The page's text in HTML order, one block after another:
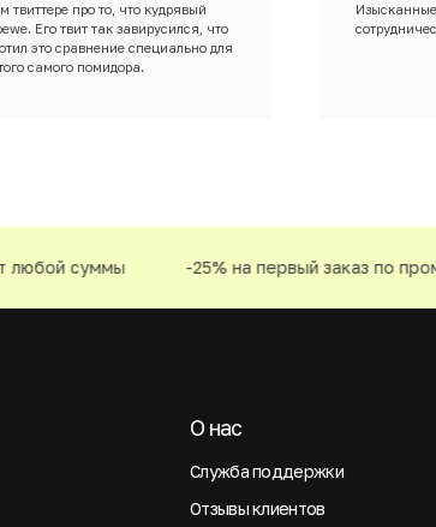
про то, что кудрявый
Его твит так завирусился, что
это сравнение специально для
самого помидора.
суммы -25% на первый заказ по
Служба поддержки
О нас
Отзывы клиентов